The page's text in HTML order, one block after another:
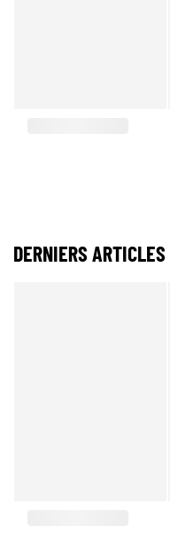
DERNIERS